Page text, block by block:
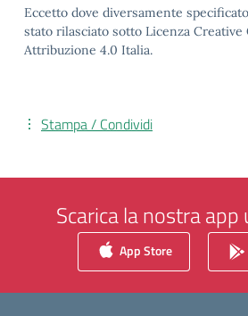
Eccetto dove diversamente
stato rilasciato sotto Licenza Creative
Attribuzione 4.0 Italia.
Stampa / Condividi
Scarica la nostra app
App Store